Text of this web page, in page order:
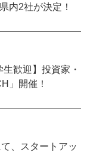
内2社が決定！
歓迎】投資家・
」開催！
、スタートアッ